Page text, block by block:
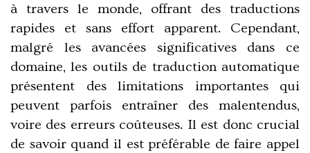
à travers le monde, offrant des traductions
rapides et sans effort apparent. Cependant,
malgré les avancées significatives dans ce
domaine, les outils de traduction automatique
présentent des limitations importantes qui
peuvent parfois entraîner des malentendus,
voire des erreurs coûteuses. Il est donc crucial
de savoir quand il est préférable de faire appel